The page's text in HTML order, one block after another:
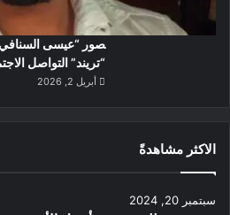
صور “عيسى
“تريند” التواصل
أبريل 2, 2026
الاكثر مشاهدةً
سبتمبر 20, 2024